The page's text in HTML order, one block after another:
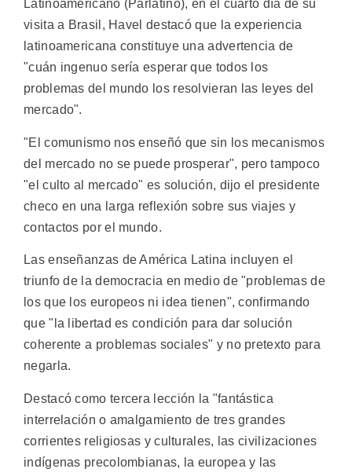
Latinoamericano (Parlatino), en el cuarto día de su
visita a Brasil, Havel destacó que la experiencia
latinoamericana constituye una advertencia de
"cuán ingenuo sería esperar que todos los
problemas del mundo los resolvieran las leyes del
mercado".
"El comunismo nos enseñó que sin los mecanismos
del mercado no se puede prosperar", pero tampoco
"el culto al mercado" es solución, dijo el presidente
checo en una larga reflexión sobre sus viajes y
contactos por el mundo.
Las enseñanzas de América Latina incluyen el
triunfo de la democracia en medio de "problemas de
los que los europeos ni idea tienen", confirmando
que "la libertad es condición para dar solución
coherente a problemas sociales" y no pretexto para
negarla.
Destacó como tercera lección la "fantástica
interrelación o amalgamiento de tres grandes
corrientes religiosas y culturales, las civilizaciones
indígenas precolombianas, la europea y las